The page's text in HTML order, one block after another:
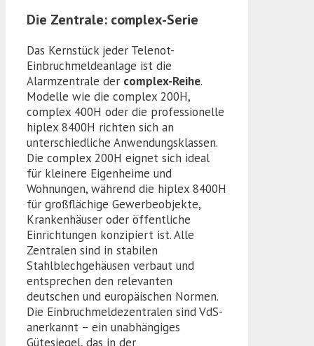
Die Zentrale: complex-Serie
Das Kernstück jeder Telenot-
Einbruchmeldeanlage ist die
Alarmzentrale der complex-Reihe.
Modelle wie die complex 200H,
complex 400H oder die professionelle
hiplex 8400H richten sich an
unterschiedliche Anwendungsklassen.
Die complex 200H eignet sich ideal
für kleinere Eigenheime und
Wohnungen, während die hiplex 8400H
für großflächige Gewerbeobjekte,
Krankenhäuser oder öffentliche
Einrichtungen konzipiert ist. Alle
Zentralen sind in stabilen
Stahlblechgehäusen verbaut und
entsprechen den relevanten
deutschen und europäischen Normen.
Die Einbruchmeldezentralen sind VdS-
anerkannt – ein unabhängiges
Gütesiegel, das in der